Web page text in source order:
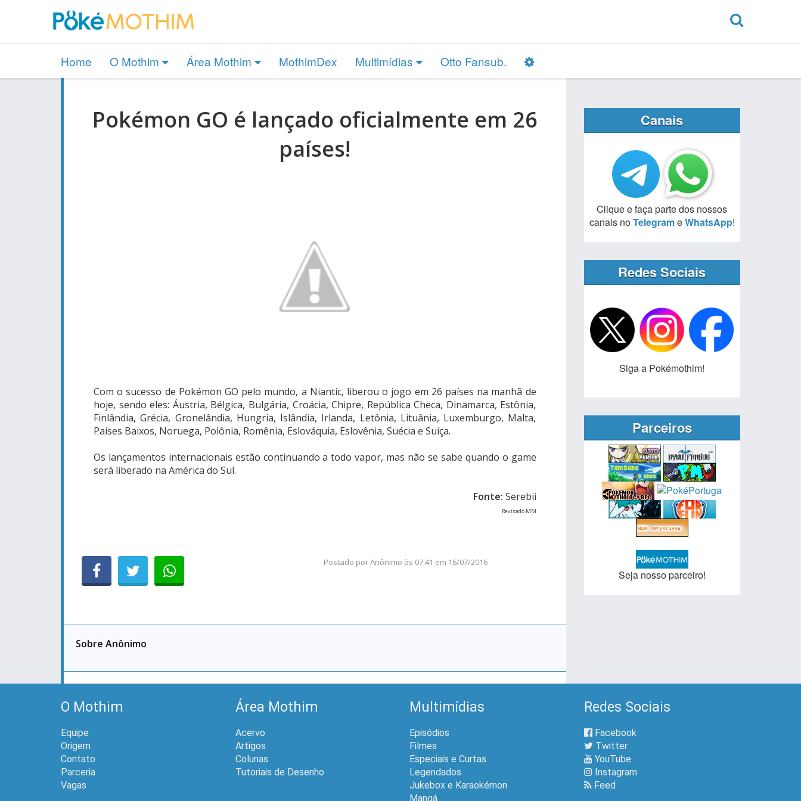
Home O Mothim Área Mothim MothimDex Multimídias Otto Fansub.
Pokémon GO é lançado oficialmente em 26
países!
Com o sucesso de Pokémon GO pelo mundo, a Niantic, liberou o jogo em 26 países na manhã de
hoje, sendo eles: Áustria, Bélgica, Bulgária, Croácia, Chipre, República Checa, Dinamarca, Estônia,
Finlândia, Grécia, Gronelândia, Hungria, Islândia, Irlanda, Letônia, Lituânia, Luxemburgo, Malta,
Países Baixos, Noruega, Polônia, Romênia, Eslováquia, Eslovênia, Suécia e Suíça.
Os lançamentos internacionais estão continuando a todo vapor, mas não se sabe quando o game
será liberado na América do Sul.
Fonte: Serebii
Revisado MM
Postado porAnônimo às 07:41 em 16/07/2016
Sobre Anônimo
Canais
Clique e faça parte dos nossos
canais noTelegrameWhatsApp!
Redes Sociais
Siga a Pokémothim!
Parceiros
Seja nosso parceiro!
O Mothim
Equipe
Origem
Contato
Parceria
Vagas
Área Mothim
Acervo
Artigos
Colunas
Tutoriais de Desenho
Multimídias
Episódios
Filmes
Especiais e Curtas
Legendados
Jukebox e Karaokémon
Mangá
Redes Sociais
Facebook
Twitter
YouTube
Instagram
Feed